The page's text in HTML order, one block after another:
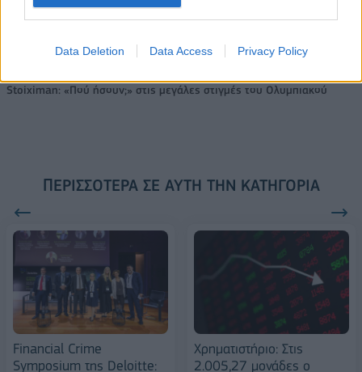
Data Deletion Data Access Privacy Policy
Stoiximan: «Πού ήσουν;» στις μεγάλες στιγμές του Ολυμπιακού
ΠΕΡΙΣΣΌΤΕΡΑ ΣΕ ΑΥΤΉ ΤΗΝ ΚΑΤΗΓΟΡΊΑ
Financial Crime
Symposium της Deloitte:
Χρηματιστήριο: Στις
2.005,27 μονάδες ο